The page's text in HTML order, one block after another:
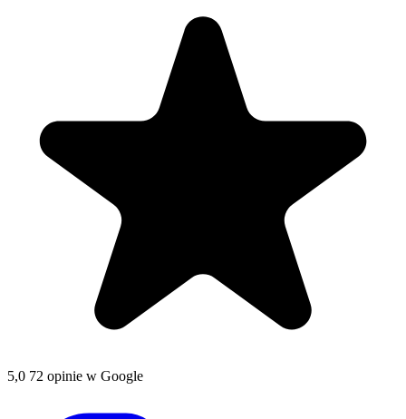
5,0 72 opinie w Google